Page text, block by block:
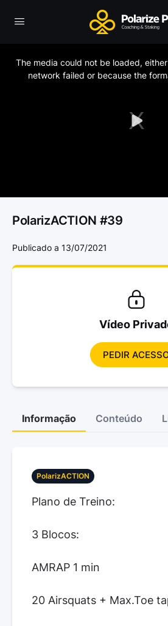
Play
The media could not be loaded,
network failed or because the
PolarizACTION #39
Publicado a 13/07/2021
Vídeo
PEDIR
Informação Conteúdo
PolarizACTION
Plano de Treino:
3 Blocos:
AMRAP 1 min
20 Airsquats + Max.Toe